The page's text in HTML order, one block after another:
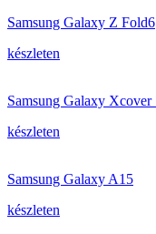
Samsung Galaxy Z Fold6
készleten
Samsung Galaxy Xcover
készleten
Samsung Galaxy A15
készleten